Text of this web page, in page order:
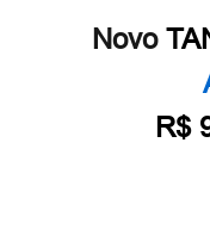
Novo
R$